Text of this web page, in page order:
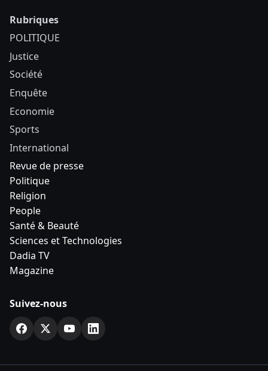
Rubriques
POLITIQUE
Justice
Société
Enquête
Economie
Sports
International
Revue de presse
Politique
Religion
People
Santé & Beauté
Sciences et Technologies
Dadia TV
Magazine
Suivez-nous